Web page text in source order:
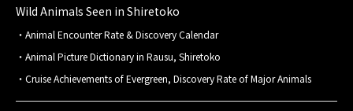
Wild Animals Seen in Shiretoko
Animal Encounter Rate & Discovery Calendar
Animal Picture Dictionary in Rausu, Shiretoko
Cruise Achievements of Evergreen, Discovery Rate of Major Animals